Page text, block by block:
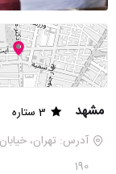
مشهد
3 ستاره
آدرس: تهران،
190